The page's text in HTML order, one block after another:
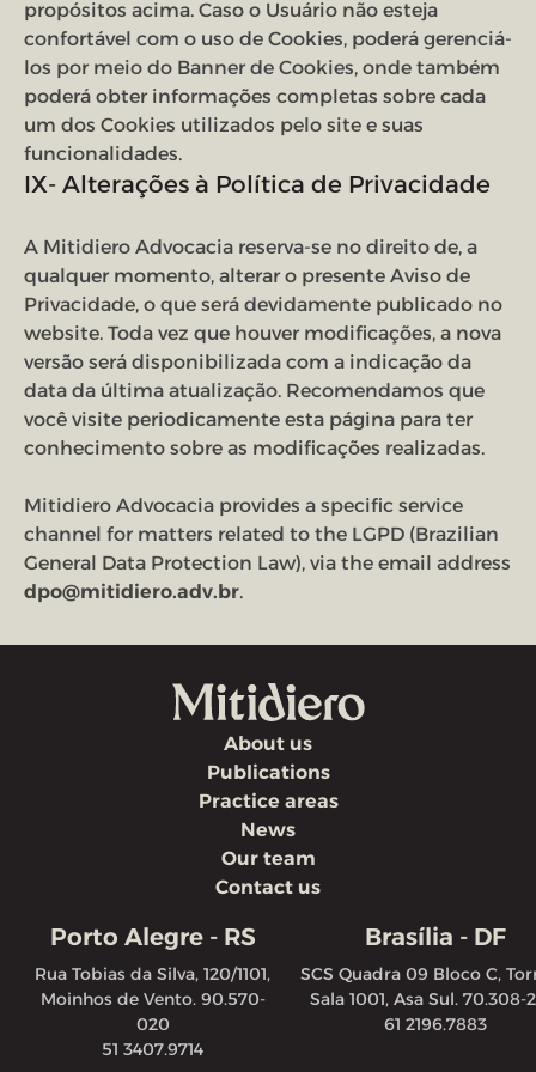
propósitos acima. Caso o Usuário não esteja
confortável com o uso de Cookies, poderá gerenciá-
los por meio do Banner de Cookies, onde também
poderá obter informações completas sobre cada
um dos Cookies utilizados pelo site e suas
funcionalidades.
IX- Alterações à Política de Privacidade
A Mitidiero Advocacia reserva-se no direito de, a
qualquer momento, alterar o presente Aviso de
Privacidade, o que será devidamente publicado no
website. Toda vez que houver modificações, a nova
versão será disponibilizada com a indicação da
data da última atualização. Recomendamos que
você visite periodicamente esta página para ter
conhecimento sobre as modificações realizadas.
Mitidiero Advocacia provides a specific service
channel for matters related to the LGPD (Brazilian
General Data Protection Law), via the email address
dpo@mitidiero.adv.br.
About us
Publications
Practice areas
News
Our team
Contact us
Porto Alegre - RS
Rua Tobias da Silva, 120/1101,
Moinhos de Vento. 90.570-
020
51 3407.9714
Brasília - DF
SCS Quadra 09 Bloco C,
Sala 1001, Asa Sul. 70.308-
61 2196.7883